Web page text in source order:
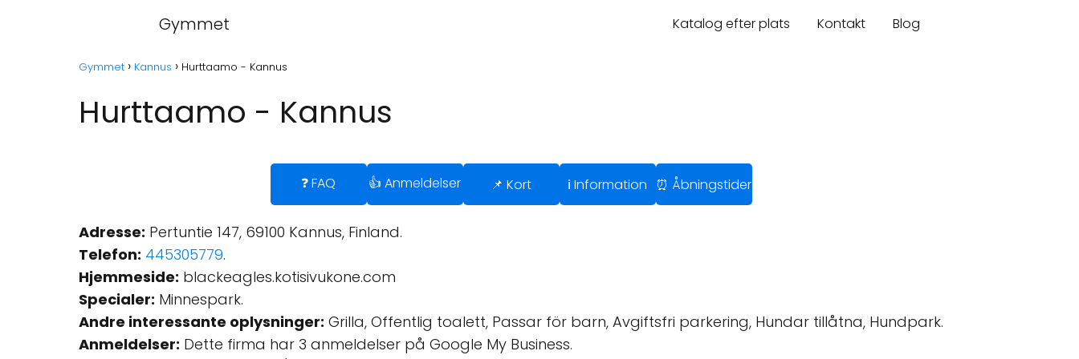
Gymmet Katalog efter plats Kontakt Blog
Gymmet Kannus Hurttaamo - Kannus
Hurttaamo - Kannus
❓ FAQ 👍 Anmeldelser 📌 Kort ℹ️ Information ⏰ Åbningstider
Adresse: Pertuntie 147, 69100 Kannus, Finland.
Telefon: 445305779.
Hjemmeside: blackeagles.kotisivukone.com
Specialer: Minnespark.
Andre interessante oplysninger: Grilla, Offentlig toalett, Passar för barn, Avgiftsfri parkering, Hundar tillåtna, Hundpark.
Anmeldelser: Dette firma har 3 anmeldelser på Google My Business.